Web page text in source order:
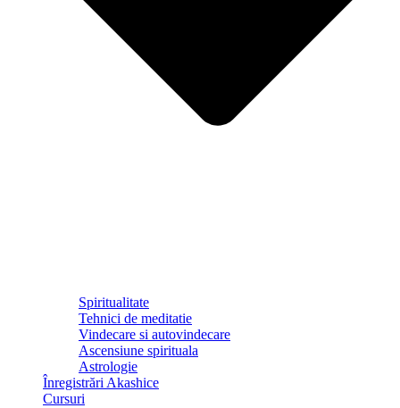
Spiritualitate
Tehnici de meditatie
Vindecare si autovindecare
Ascensiune spirituala
Astrologie
Înregistrări Akashice
Cursuri